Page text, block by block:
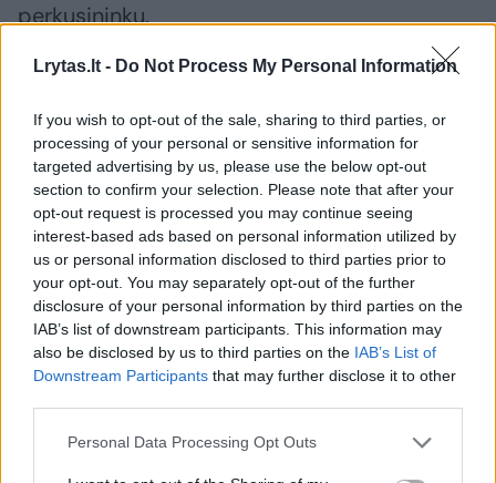
Lrytas.lt - Do Not Process My Personal Information
If you wish to opt-out of the sale, sharing to third parties, or
processing of your personal or sensitive information for
targeted advertising by us, please use the below opt-out
section to confirm your selection. Please note that after your
opt-out request is processed you may continue seeing
interest-based ads based on personal information utilized by
us or personal information disclosed to third parties prior to
your opt-out. You may separately opt-out of the further
disclosure of your personal information by third parties on the
IAB’s list of downstream participants. This information may
also be disclosed by us to third parties on the IAB’s List of
Downstream Participants that may further disclose it to other
Personal Data Processing Opt Outs
perkusininku.
Susiję straipsniai
35-ąjį „Vilnius Jazz“ festivalį
užkurs džiazo patrakėliai iš
Jungtinės Karalystės ir
35-ojo
– D.